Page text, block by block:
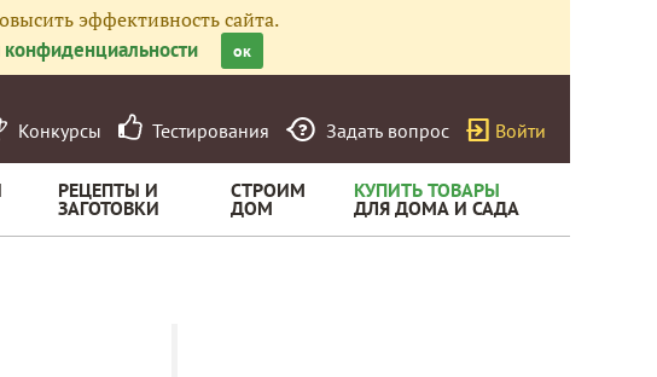
эффективность сайта.
ок
Конкурсы Тестирования Задать вопрос Войти
РЕЦЕПТЫ И
ЗАГОТОВКИ
СТРОИМ
ДОМ
КУПИТЬ ТОВАРЫ
ДЛЯ ДОМА И САДА